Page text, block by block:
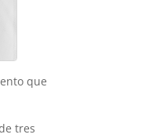
que
tres